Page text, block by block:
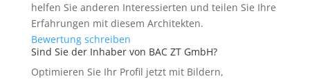
helfen Sie anderen Interessierten und teilen Sie Ihre
Erfahrungen mit diesem Architekten.
Bewertung schreiben
Sind Sie der Inhaber von BAC ZT GmbH?
Optimieren Sie Ihr Profil jetzt mit Bildern,